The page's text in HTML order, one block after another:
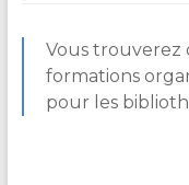
Normandie
Vous trouverez
formations
pour les